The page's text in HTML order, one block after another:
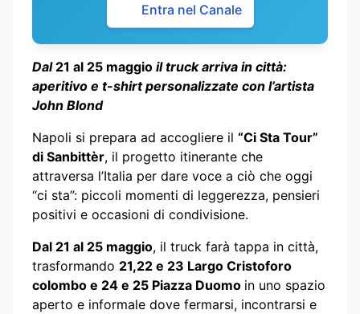
Entra nel Canale
Dal 21 al 25 maggio il truck arriva in città:
aperitivo e t-shirt personalizzate con l’artista
John Blond
Napoli si prepara ad accogliere il “Ci Sta Tour”
di Sanbittèr, il progetto itinerante che
attraversa l’Italia per dare voce a ciò che oggi
“ci sta”: piccoli momenti di leggerezza, pensieri
positivi e occasioni di condivisione.
Dal 21 al 25 maggio, il truck farà tappa in città,
trasformando 21,22 e 23 Largo Cristoforo
colombo e 24 e 25 Piazza Duomo in uno spazio
aperto e informale dove fermarsi, incontrarsi e